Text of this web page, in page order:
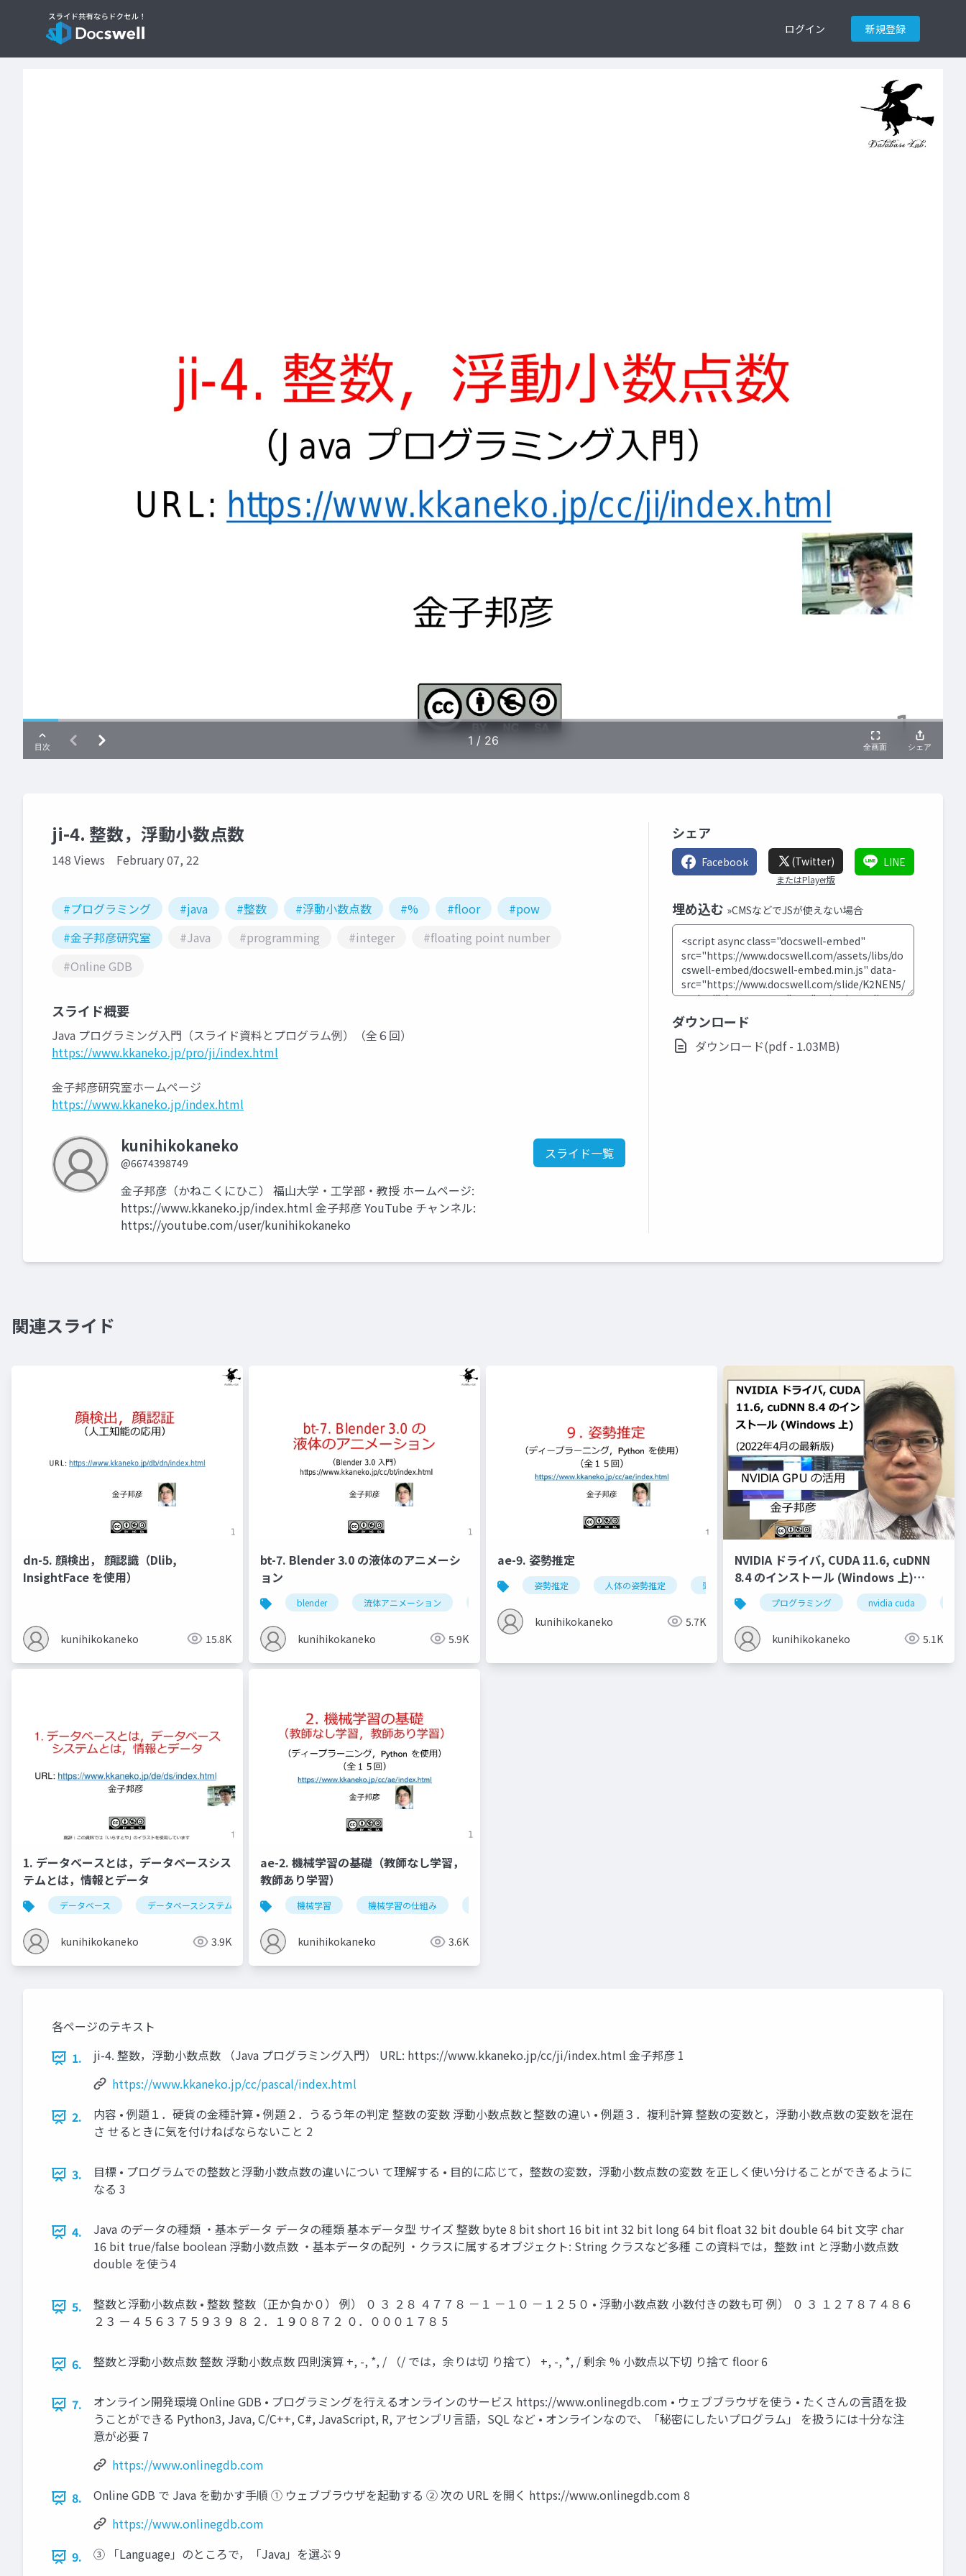
ログイン 新規登録
ji-4. 整数，浮動小数点数
148 Views February 07, 22
#プログラミング #java #整数 #浮動小数点数 #% #floor
#pow
#金子邦彦研究室
#Java #programming #integer
#floating point number
#Online GDB
スライド概要
Java プログラミング入門（スライド資料とプログラム例）（全６回）
https://www.kkaneko.jp/pro/ji/index.html
金子邦彦研究室ホームページ
https://www.kkaneko.jp/index.html
kunihikokaneko
@6674398749
スライド一覧
金子邦彦（かねこくにひこ） 福山大学・工学部・教授 ホームページ:
https://www.kkaneko.jp/index.html 金子邦彦 YouTube チャンネル:
https://youtube.com/user/kunihikokaneko
シェア
Facebook (Twitter)
またはPlayer版
LINE
埋め込む »CMSなどでJSが使えない場合
ダウンロード
ダウンロード(pdf - 1.03MB)
関連スライド
dn-5. 顔検出， 顔認識（Dlib,
InsightFace を使用）
kunihikokaneko 15.8K
bt-7. Blender 3.0 の液体のアニメーシ
ョン
blender 流体アニメーション ジオメトリ 流入口 ベイク
kunihikokaneko 5.9K
ae-9. 姿勢推定
姿勢推定 人体の姿勢推定 頭部の姿勢推定 オブジェクトの姿勢推定
kunihikokaneko 5.7K
NVIDIA ドライバ, CUDA 11.6, cuDNN
8.4 のインストール (Windows 上)
(2022年4月の最新版)
プログラミング nvidia cuda
kunihikokaneko 5.1K
1. データベースとは，データベースシス
テムとは，情報とデータ
データベース データベースシステム 情報とデータ データの種類 オープンデータ
kunihikokaneko 3.9K
ae-2. 機械学習の基礎（教師なし学習，
教師あり学習）
機械学習 機械学習の仕組み
kunihikokaneko 3.6K
各ページのテキスト
1.
ji-4. 整数，浮動小数点数 （Java プログラミング入門） URL: https://www.kkaneko.jp/cc/ji/index.html 金子邦彦 1
https://www.kkaneko.jp/cc/pascal/index.html
2.
内容 • 例題１．硬貨の金種計算 • 例題２．うるう年の判定 整数の変数 浮動小数点数と整数の違い • 例題３．複利計算 整数の変数と，浮動小数点数の変数を混在
さ せるときに気を付けねばならないこと 2
3.
目標 • プログラムでの整数と浮動小数点数の違いについ て理解する • 目的に応じて，整数の変数，浮動小数点数の変数 を正しく使い分けることができるように
なる 3
4.
Java のデータの種類 ・基本データ データの種類 基本データ型 サイズ 整数 byte 8 bit short 16 bit int 32 bit long 64 bit float 32 bit double 64 bit 文字 char
16 bit true/false boolean 浮動小数点数 ・基本データの配列 ・クラスに属するオブジェクト: String クラスなど多種 この資料では，整数 int と浮動小数点数
double を使う4
5.
整数と浮動小数点数 • 整数 整数（正か負か０） 例） ０ ３ ２８ ４７７８ －１ －１０ －１２５０ • 浮動小数点数 小数付きの数も可 例） ０ ３ １２７８７４８６
２３ ー４５６３７５９３９ ８ ２．１９０８７２ ０．０００１７８ 5
6. 整数と浮動小数点数 整数 浮動小数点数 四則演算 +, -, *, / （/ では，余りは切 り捨て） +, -, *, / 剰余 % 小数点以下切 り捨て floor 6
7.
オンライン開発環境 Online GDB • プログラミングを行えるオンラインのサービス https://www.onlinegdb.com • ウェブブラウザを使う • たくさんの言語を扱
うことができる Python3, Java, C/C++, C#, JavaScript, R, アセンブリ言語，SQL など • オンラインなので、「秘密にしたいプログラム」 を扱うには十分な注
意が必要 7
https://www.onlinegdb.com
8.
Online GDB で Java を動かす手順 ① ウェブブラウザを起動する ② 次の URL を開く https://www.onlinegdb.com 8
https://www.onlinegdb.com
9.
③ 「Language」のところで，「Java」を選ぶ 9